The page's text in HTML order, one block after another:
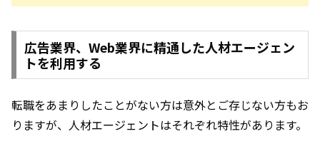
広告業界、Web業界に精通した人材エージェン
トを利用する
転職をあまりしたことがない方は意外とご存じない方もお
りますが、人材エージェントはそれぞれ特性があります。